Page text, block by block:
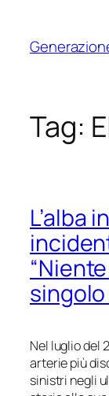
contenuto
Tag:
L’alba
singolo
Nel luglio del
arterie più
sinistri negli